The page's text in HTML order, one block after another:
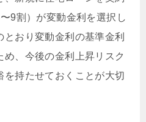
9割）が変動金利を選択し
おり変動金利の基準金利
め、今後の金利上昇リスク
を持たせておくことが大切